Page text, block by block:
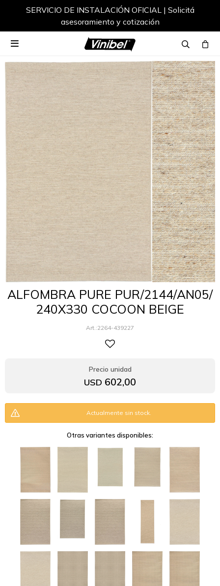
SERVICIO DE INSTALACIÓN OFICIAL | Solicitá
asesoramiento y cotización

ALFOMBRA PURE PUR/2144/AN05/
240X330 COCOON BEIGE
2264-439227
USD 602,00
Actualmente sin stock.
Otras variantes disponibles: